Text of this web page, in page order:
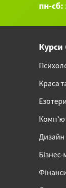
пн-сб:
Краса
Дизайн